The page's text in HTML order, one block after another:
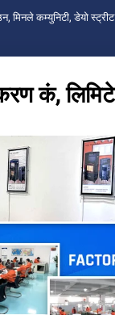
मिनले कम्युनिटी, डेयो स्ट्रीट
कं,